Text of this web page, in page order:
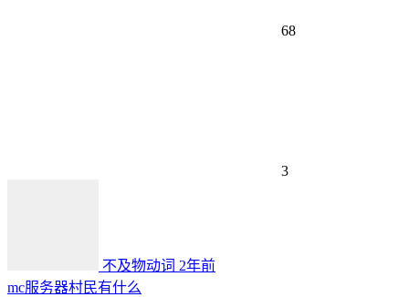
68
3
不及物动词 2年前
mc服务器村民有什么